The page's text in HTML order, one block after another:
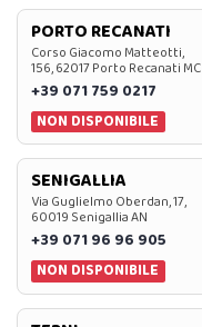
PORTO RECANATI
Corso Giacomo Matteotti,
156, 62017 Porto Recanati MC
+39 071 759 0217
NON DISPONIBILE
SENIGALLIA
Via Guglielmo Oberdan, 17,
60019 Senigallia AN
+39 071 96 96 905
NON DISPONIBILE